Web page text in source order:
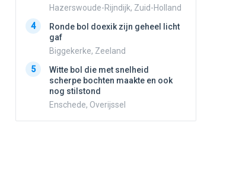
Hazerswoude-Rijndijk, Zuid-Holland
4
Ronde bol doexik zijn geheel licht
gaf
Biggekerke, Zeeland
5
Witte bol die met snelheid
scherpe bochten maakte en ook
nog stilstond
Enschede, Overijssel